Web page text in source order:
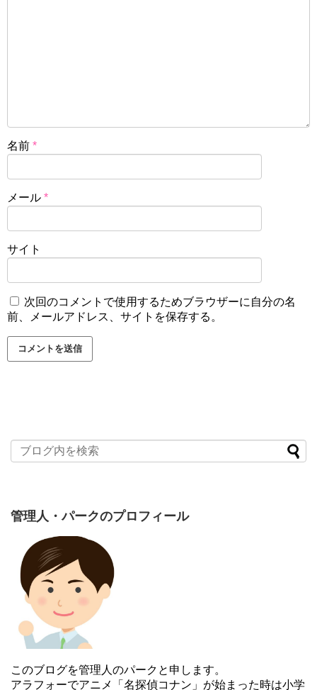
名前 *
メール *
サイト
次回のコメントで使用するためブラウザーに自分の名
前、メールアドレス、サイトを保存する。
管理人・パークのプロフィール
このブログを管理人のパークと申します。
アラフォーでアニメ「名探偵コナン」が始まった時は小学